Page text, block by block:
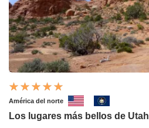
América del norte
Los lugares más bellos de Utah